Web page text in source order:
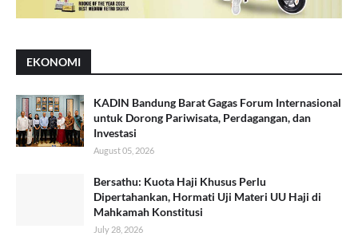
EKONOMI
KADIN Bandung Barat Gagas Forum Internasional
untuk Dorong Pariwisata, Perdagangan, dan
Investasi
August 05, 2026
Bersathu: Kuota Haji Khusus Perlu
Dipertahankan, Hormati Uji Materi UU Haji di
Mahkamah Konstitusi
July 28, 2026